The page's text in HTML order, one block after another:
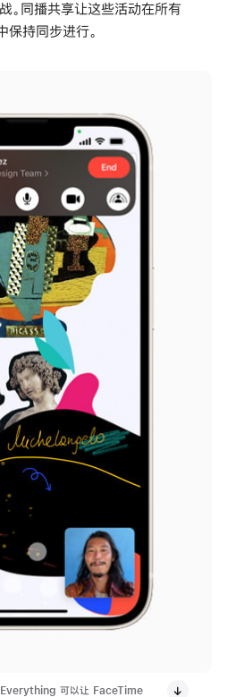
。同播共享让这些活动在所有
持同步进行。
Everything 可以让 FaceTime